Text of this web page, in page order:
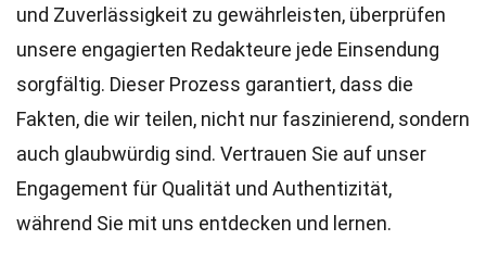
und Zuverlässigkeit zu gewährleisten, überprüfen
unsere engagierten Redakteure jede Einsendung
sorgfältig. Dieser Prozess garantiert, dass die
Fakten, die wir teilen, nicht nur faszinierend, sondern
auch glaubwürdig sind. Vertrauen Sie auf unser
Engagement für Qualität und Authentizität,
während Sie mit uns entdecken und lernen.